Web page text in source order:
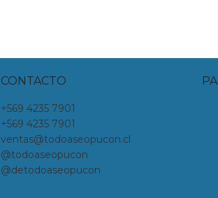
CONTACTO
+569 4235 7901
+569 4235 7901
ventas@todoaseopucon.cl
@todoaseopucon
@detodoaseopucon